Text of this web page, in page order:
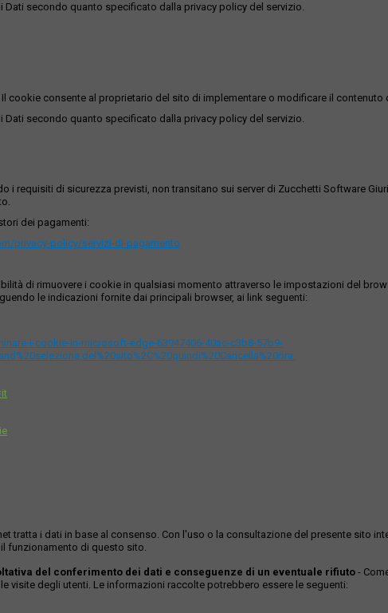
secondo quanto specificato dalla privacy policy del servizio.
cookie consente al proprietario del sito di implementare o modificare il contenuto
secondo quanto specificato dalla privacy policy del servizio.
i requisiti di sicurezza previsti, non transitano sui server di Zucchetti Software
dei pagamenti:
privacy-policy/servizi-di-pagamento
di rimuovere i cookie in qualsiasi momento attraverso le impostazioni del
le indicazioni fornite dai principali browser, ai link seguenti:
i-cookie-in-microsoft-edge-63947406-40ac-c3b8-57b9-
tratta i dati in base al consenso. Con l'uso o la consultazione del presente sito
funzionamento di questo sito.
del conferimento dei dati e conseguenze di un eventuale rifiuto -
visite degli utenti. Le informazioni raccolte potrebbero essere le seguenti: